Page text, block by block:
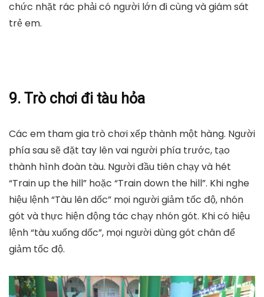
chức nhặt rác phải có người lớn đi cùng và giám sát
trẻ em.
9. Trò chơi đi tàu hỏa
Các em tham gia trò chơi xếp thành một hàng. Người
phía sau sẽ đặt tay lên vai người phía trước, tạo
thành hình đoàn tàu. Người đầu tiên chạy và hét
“Train up the hill” hoặc “Train down the hill”. Khi nghe
hiệu lệnh “Tàu lên dốc” mọi người giảm tốc độ, nhón
gót và thực hiện động tác chạy nhón gót. Khi có hiệu
lệnh “tàu xuống dốc”, mọi người dùng gót chân để
giảm tốc độ.